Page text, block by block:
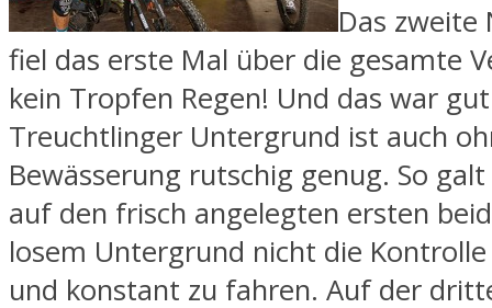
Das zweite
fiel das erste Mal über die gesamte
kein Tropfen Regen! Und das war
Treuchtlinger Untergrund ist auch
Bewässerung rutschig genug. So
auf den frisch angelegten ersten
losem Untergrund nicht die
und konstant zu fahren. Auf der